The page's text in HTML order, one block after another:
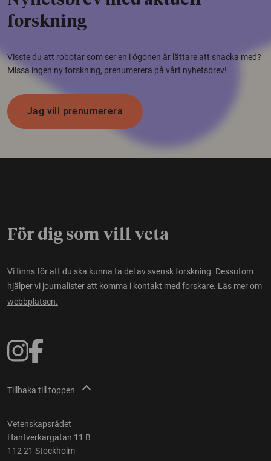
forskning
Visste du att robotar som ser en i ögonen är lättare att snacka med?
Missa ingen ny forskning, prenumerera på vårt nyhetsbrev!
Jag vill prenumerera
För dig som vill veta
Vi finns för att du ska kunna ta del av svensk forskning. Dessutom
hjälper vi journalister att komma i kontakt med forskare. Läs mer om
webbplatsen.
Tillbaka till toppen
Vetenskapsrådet
Hantverkargatan 11 B
112 21 Stockholm